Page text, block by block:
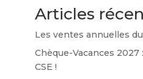
Articles
Les ventes annuelles
Chèque-Vacances 2027
CSE !